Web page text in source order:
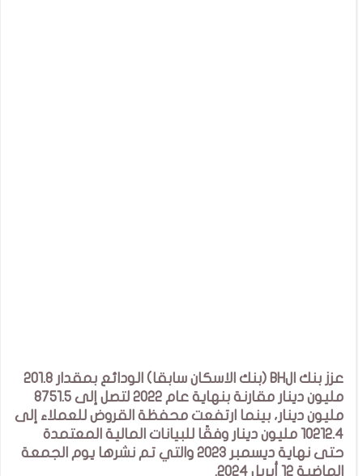
عزز بنك الBH (بنك الاسكان سابقا) الودائع بمقدار 201.8
مليون دينار مقارنة بنهاية عام 2022 لتصل إلى 8751.5
مليون دينار، بينما ارتفعت محفظة القروض للعملاء إلى
10212.4 مليون دينار وفقًا للبيانات المالية المعتمدة
حتى نهاية ديسمبر 2023 والتي تم نشرها يوم الجمعة
الماضية 12 أبريل 2024.